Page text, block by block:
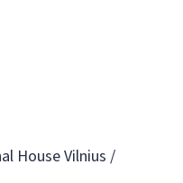
House Vilnius /